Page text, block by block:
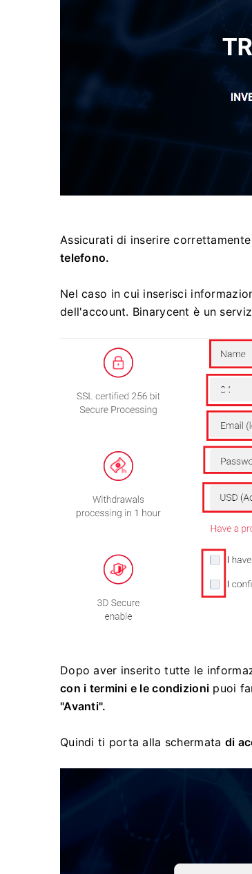
Assicurati di inserire
telefono.
Nel caso in cui inserisci
dell'account. Binarycent è un
Dopo aver inserito tutte le
con i termini e le condizioni puoi
"Avanti".
Quindi ti porta alla schermata di